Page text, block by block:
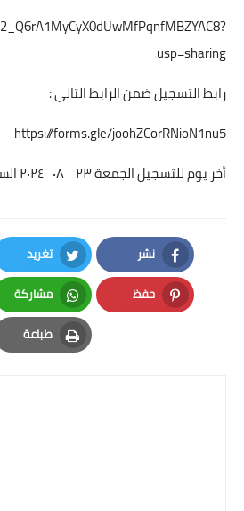
usp=sharing
رابط التسجيل ضمن الرابط التالي :
https://forms.gle/joohZCorRNioN1nu5
أخر يوم للتسجيل الجمعة ٢٣ - ٠٨ -٢٠٢٤ الساعة الخامسة مساءاً.
نشر
Facebook
تغريد
Twitter
حفظ
Pinterest
مشاركة
Whatsapp
طباعة
Print